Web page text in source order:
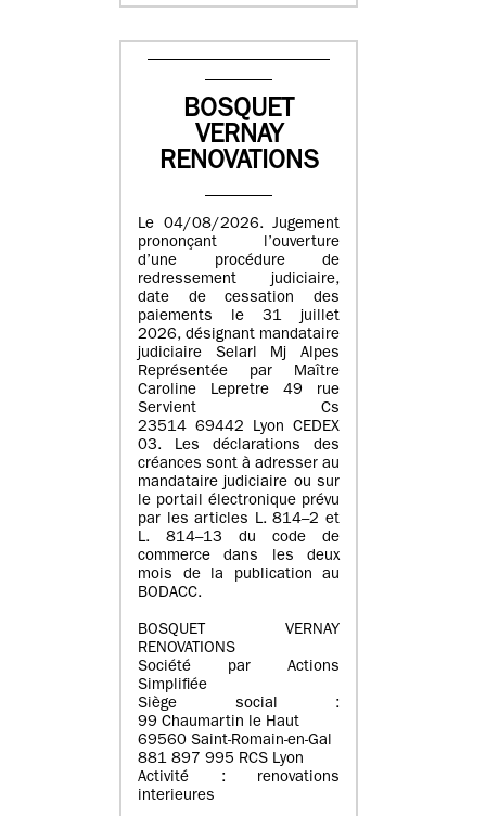
BOSQUET
VERNAY
RENOVATIONS
Le 04/08/2026. Jugement
prononçant l’ouverture
d’une procédure de
redressement judiciaire,
date de cessation des
paiements le 31 juillet
2026, désignant mandataire
judiciaire Selarl Mj Alpes
Représentée par Maître
Caroline Lepretre 49 rue
Servient Cs
23514 69442 Lyon CEDEX
03. Les déclarations des
créances sont à adresser au
mandataire judiciaire ou sur
le portail électronique prévu
par les articles L. 814–2 et
L. 814–13 du code de
commerce dans les deux
mois de la publication au
BODACC.
BOSQUET VERNAY
RENOVATIONS
Société par Actions
Simplifiée
Siège social :
99 Chaumartin le Haut
69560 Saint-Romain-en-Gal
881 897 995 RCS Lyon
Activité : renovations
interieures